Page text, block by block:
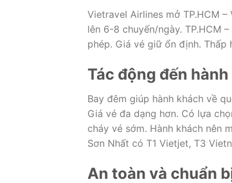
Vietravel Airlines mở TP.HCM
lên 6-8 chuyến/ngày. TP.HCM
phép. Giá vé giữ ổn định. Thấp
Tác động đến
Bay đêm giúp hành khách về
Giá vé đa dạng hơn. Có lựa
cháy vé sớm. Hành khách nên
Sơn Nhất có T1 Vietjet, T3
An toàn và chuẩn